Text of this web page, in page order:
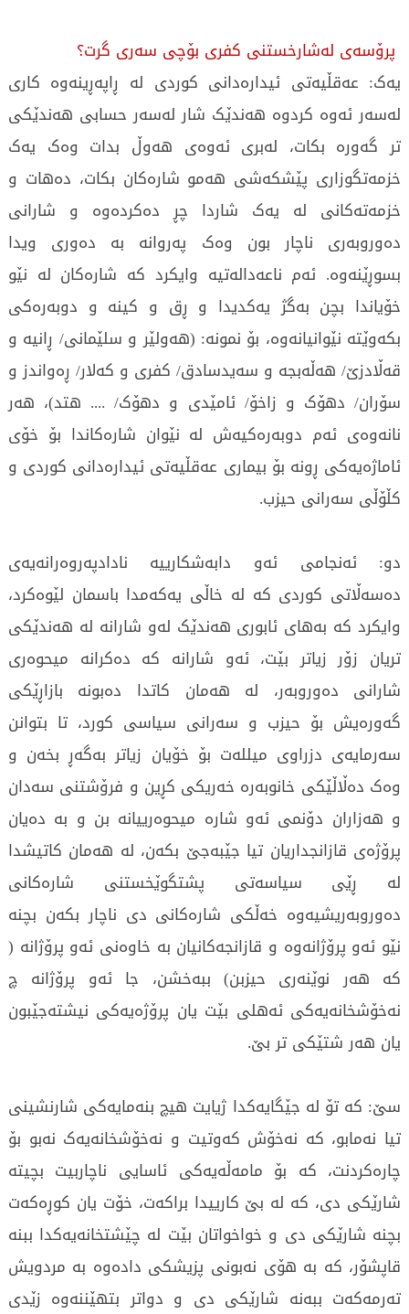
پرۆسەی لەشارخستنی کفری بۆچی سەری گرت؟
یەک: عەقڵیەتی ئیدارەدانی کوردی لە ڕاپەڕینەوە کاری
لەسەر ئەوە کردوە هەندێک شار لەسەر حسابی هەندێکی
تر گەورە بکات، لەبری ئەوەی هەوڵ بدات وەک یەک
خزمەتگوزاری پێشکەشی هەمو شارەکان بکات، دەهات و
خزمەتەکانی لە یەک شاردا چڕ دەکردەوە و شارانی
دەوروبەری ناچار بون وەک پەروانە بە دەوری ویدا
بسوڕێنەوە. ئەم ناعەدالەتیە وایکرد کە شارەکان لە نێو
خۆیاندا بچن بەگژ یەکدیدا و ڕق و کینە و دوبەرەکی
بکەوێتە نێوانیانەوە، بۆ نمونە: (هەولێر و سلێمانی/ ڕانیە و
قەڵادزێ/ هەڵەبجە و سەیدسادق/ کفری و کەلار/ ڕەواندز و
سۆران/ دهۆک و زاخۆ/ ئامێدی و دهۆک/ .... هتد)، هەر
نانەوەی ئەم دوبەرەکیەش لە نێوان شارەکاندا بۆ خۆی
ئاماژەیەکی ڕونە بۆ بیماری عەقڵیەتی ئیدارەدانی کوردی و
کڵۆڵی سەرانی حیزب.
دو: ئەنجامی ئەو دابەشکارییە نادادپەروەرانەیەی
دەسەڵاتی کوردی کە لە خاڵی یەکەمدا باسمان لێوەکرد،
وایکرد کە بەهای ئابوری هەندێک لەو شارانە لە هەندێکی
تریان زۆر زیاتر بێت، ئەو شارانە کە دەکرانە میحوەری
شارانی دەوروبەر، لە هەمان کاتدا دەبونە بازاڕێکی
گەورەیش بۆ حیزب و سەرانی سیاسی کورد، تا بتوانن
سەرمایەی دزراوی میللەت بۆ خۆیان زیاتر بەگەڕ بخەن و
وەک دەڵاڵێکی خانوبەرە خەریکی کڕین و فرۆشتنی سەدان
و هەزاران دۆنمی ئەو شارە میحوەرییانە بن و بە دەیان
پرۆژەی قازانجداریان تیا جێبەجێ بکەن، لە هەمان کاتیشدا
لە ڕێی سیاسەتی پشتگوێخستنی شارەکانی
دەوروبەریشیەوە خەڵکی شارەکانی دی ناچار بکەن بچنە
نێو ئەو پرۆژانەوە و قازانجەکانیان بە خاوەنی ئەو پرۆژانە (
کە هەر نوێنەری حیزبن) ببەخشن، جا ئەو پرۆژانە چ
نەخۆشخانەیەکی ئەهلی بێت یان پرۆژەیەکی نیشتەجێبون
یان هەر شتێکی تر بێ.
سێ: کە تۆ لە جێگایەکدا ژیایت هیچ بنەمایەکی شارنشینی
تیا نەمابو، کە نەخۆش کەوتیت و نەخۆشخانەیەک نەبو بۆ
چارەکردنت، کە بۆ مامەڵەیەکی ئاسایی ناچاربیت بچیتە
شارێکی دی، کە لە بێ کارییدا براکەت، خۆت یان کوڕەکەت
بچنە شارێکی دی و خواخواتان بێت لە چێشتخانەیەکدا ببنە
قاپشۆر، کە بە هۆی نەبونی پزیشکی دادەوە بە مردویش
تەرمەکەت ببەنە شارێکی دی و دواتر بتهێننەوە زێدی